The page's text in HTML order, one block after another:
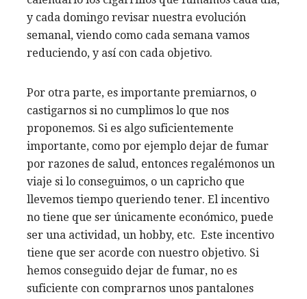
y cada domingo revisar nuestra evolución
semanal, viendo como cada semana vamos
reduciendo, y así con cada objetivo.
Por otra parte, es importante premiarnos, o
castigarnos si no cumplimos lo que nos
proponemos. Si es algo suficientemente
importante, como por ejemplo dejar de fumar
por razones de salud, entonces regalémonos un
viaje si lo conseguimos, o un capricho que
llevemos tiempo queriendo tener. El incentivo
no tiene que ser únicamente económico, puede
ser una actividad, un hobby, etc. Este incentivo
tiene que ser acorde con nuestro objetivo. Si
hemos conseguido dejar de fumar, no es
suficiente con comprarnos unos pantalones